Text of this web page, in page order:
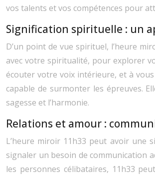
vos talents et vos compétences pour
Signification spirituelle : un
D’un point de vue spirituel, l’heure
avec votre spiritualité, pour explorer
écouter votre voix intérieure, et à
capable de surmonter les épreuves.
sagesse et l’harmonie.
Relations et amour :
L’heure miroir 11h33 peut avoir une
signaler un besoin de communication
les personnes célibataires, 11h33